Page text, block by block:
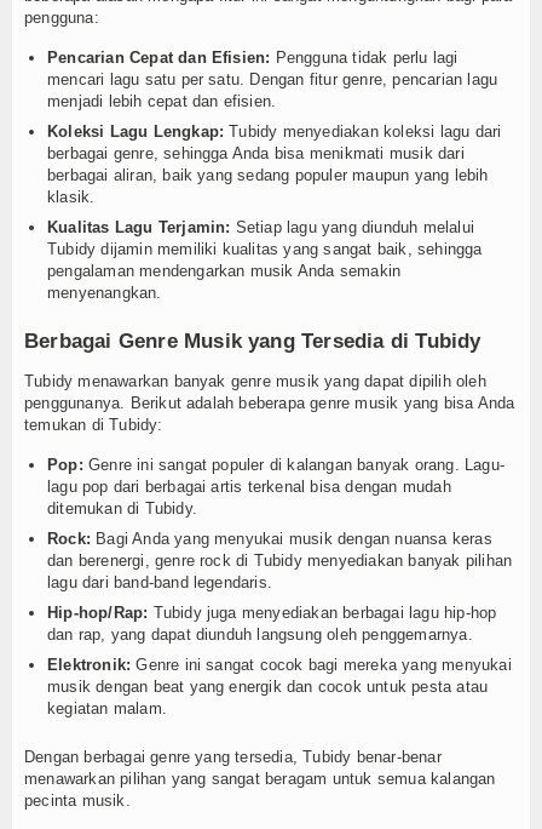
pengguna:
Pencarian Cepat dan Efisien: Pengguna tidak perlu lagi
mencari lagu satu per satu. Dengan fitur genre, pencarian lagu
menjadi lebih cepat dan efisien.
Koleksi Lagu Lengkap: Tubidy menyediakan koleksi lagu dari
berbagai genre, sehingga Anda bisa menikmati musik dari
berbagai aliran, baik yang sedang populer maupun yang lebih
klasik.
Kualitas Lagu Terjamin: Setiap lagu yang diunduh melalui
Tubidy dijamin memiliki kualitas yang sangat baik, sehingga
pengalaman mendengarkan musik Anda semakin
menyenangkan.
Berbagai Genre Musik yang Tersedia di Tubidy
Tubidy menawarkan banyak genre musik yang dapat dipilih oleh
penggunanya. Berikut adalah beberapa genre musik yang bisa Anda
temukan di Tubidy:
Pop: Genre ini sangat populer di kalangan banyak orang. Lagu-
lagu pop dari berbagai artis terkenal bisa dengan mudah
ditemukan di Tubidy.
Rock: Bagi Anda yang menyukai musik dengan nuansa keras
dan berenergi, genre rock di Tubidy menyediakan banyak pilihan
lagu dari band-band legendaris.
Hip-hop/Rap: Tubidy juga menyediakan berbagai lagu hip-hop
dan rap, yang dapat diunduh langsung oleh penggemarnya.
Elektronik: Genre ini sangat cocok bagi mereka yang menyukai
musik dengan beat yang energik dan cocok untuk pesta atau
kegiatan malam.
Dengan berbagai genre yang tersedia, Tubidy benar-benar
menawarkan pilihan yang sangat beragam untuk semua kalangan
pecinta musik.